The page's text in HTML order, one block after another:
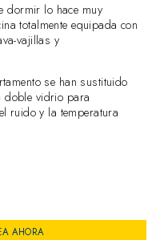
dormir lo hace muy
totalmente equipada con
vajillas y
se han sustituido
doble vidrio para
ruido y la temperatura
AHORA